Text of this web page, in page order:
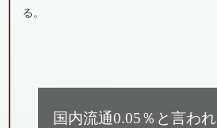
る。
国内流通0.05％と言わ